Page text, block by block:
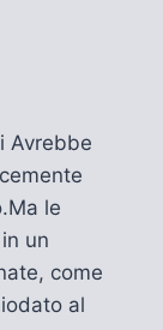
Avrebbe
le
un
come
al